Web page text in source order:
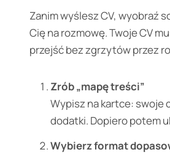
Zanim wyślesz CV, wyobraź
Cię na rozmowę. Twoje CV
przejść bez zgrzytów przez
Zrób „mapę treści”
Wypisz na kartce: swoje
dodatki. Dopiero potem
Wybierz format